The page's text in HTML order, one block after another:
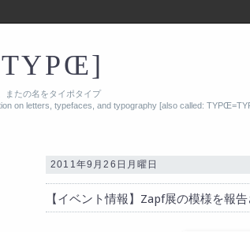
またの名をタイポタイプ
on letters, typefaces, and typography [also called:
2011年9月26日月曜日
【イベント情報】Zapf展の模様を報